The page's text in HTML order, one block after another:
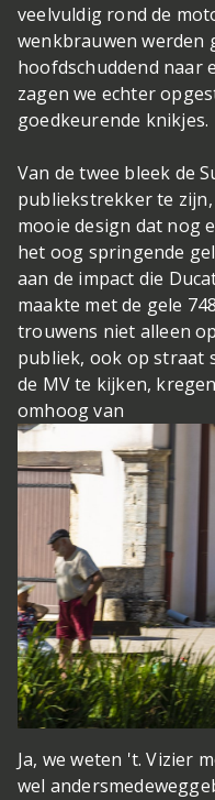
veelvuldig rond de
wenkbrauwen werden
hoofdschuddend naar
zagen we echter
goedkeurende knikjes.
Van de twee bleek de
publiekstrekker te
mooie design dat nog
het oog springende
aan de impact die
maakte met de gele
trouwens niet alleen
publiek, ook op straat
de MV te kijken,
omhoog van
Ja, we weten 't. Vizier
wel anders